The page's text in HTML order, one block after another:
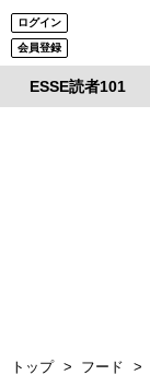
ログイン
会員登録
ESSE読者101
トップ フード